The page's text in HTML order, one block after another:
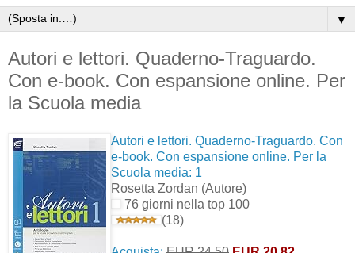
▼
Autori e lettori. Quaderno-Traguardo.
Con e-book. Con espansione online. Per
la Scuola media
Autori e lettori. Quaderno-Traguardo. Con
e-book. Con espansione online. Per la
Scuola media: 1
Rosetta Zordan (Autore)
76 giorni nella top 100
(18)